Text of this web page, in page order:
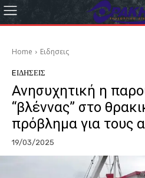
Home Eιδησεις
EΙΔΗΣΕΙΣ
Ανησυχητική η
“βλέννας” στο
πρόβλημα για τους
19/03/2025